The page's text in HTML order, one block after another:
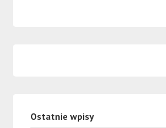
Ostatnie wpisy